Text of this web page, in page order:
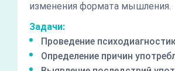
изменения формата мышления.
Задачи:
Проведение
Определение причин